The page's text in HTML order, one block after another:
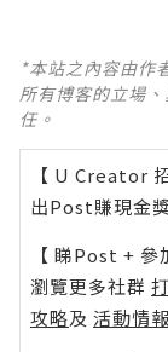
*本站之內容由作
所有博客的立場
任。
【 U Creator
出Post賺現金
【 睇Post + 參
瀏覽更多社群
攻略及 活動情報